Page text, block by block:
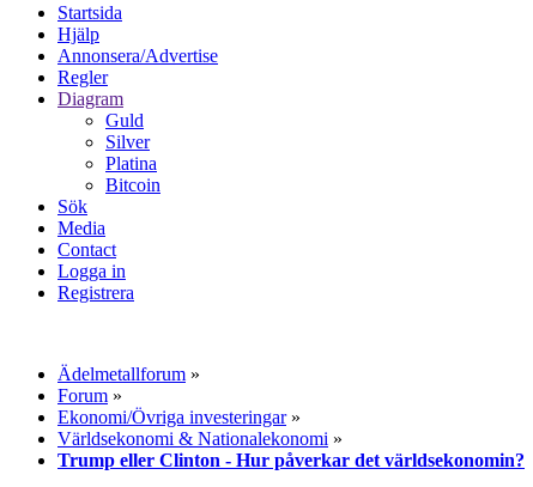
Startsida
Hjälp
Annonsera/Advertise
Regler
Diagram
Guld
Silver
Platina
Bitcoin
Sök
Media
Contact
Logga in
Registrera
Ädelmetallforum »
Forum »
Ekonomi/Övriga investeringar»
Världsekonomi & Nationalekonomi »
Trump eller Clinton - Hur påverkar det världsekonomin?